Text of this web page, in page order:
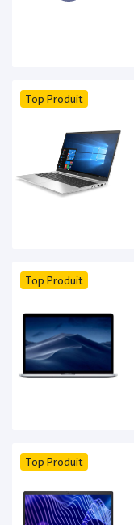
Top Produit
Top Produit
Top Produit